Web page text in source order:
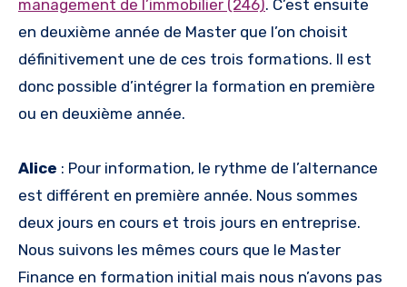
management de l’immobilier (246). C’est ensuite
en deuxième année de Master que l’on choisit
définitivement une de ces trois formations. Il est
donc possible d’intégrer la formation en première
ou en deuxième année.
Alice : Pour information, le rythme de l’alternance
est différent en première année. Nous sommes
deux jours en cours et trois jours en entreprise.
Nous suivons les mêmes cours que le Master
Finance en formation initial mais nous n’avons pas